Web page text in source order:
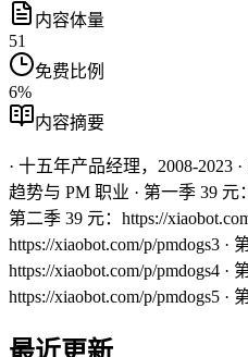
内容体量
51
免费比例
6%
内容摘要
· 十五年产品经理，2008-2023
趋势与 PM 职业 · 第一季 39 元
第二季 39 元：https://
https://xiaobot.com/p/pmdogs3 ·
https://xiaobot.com/p/pmdogs4 ·
https://xiaobot.com/p/pmdogs5 ·
最近更新